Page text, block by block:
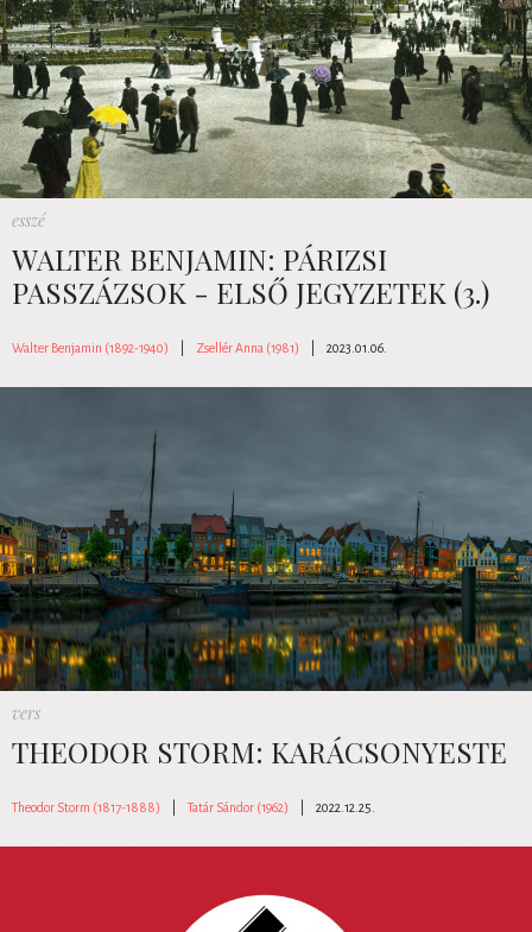
esszé
WALTER BENJAMIN: PÁRIZSI
PASSZÁZSOK - ELSŐ JEGYZETEK (3.)
Walter Benjamin (1892-1940) Zsellér Anna (1981) 2023.01.06.
vers
THEODOR STORM: KARÁCSONYESTE
Theodor Storm (1817-1888) Tatár Sándor (1962) 2022.12.25.